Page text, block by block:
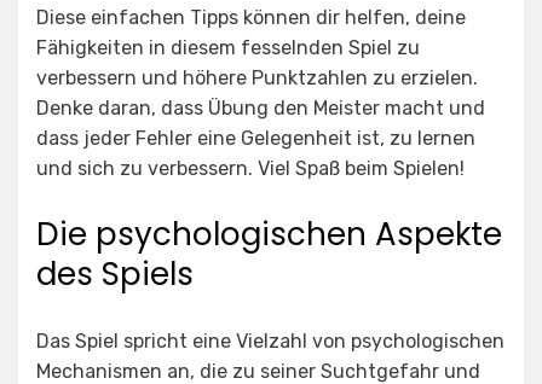
Diese einfachen Tipps können dir helfen, deine
Fähigkeiten in diesem fesselnden Spiel zu
verbessern und höhere Punktzahlen zu erzielen.
Denke daran, dass Übung den Meister macht und
dass jeder Fehler eine Gelegenheit ist, zu lernen
und sich zu verbessern. Viel Spaß beim Spielen!
Die psychologischen Aspekte
des Spiels
Das Spiel spricht eine Vielzahl von psychologischen
Mechanismen an, die zu seiner Suchtgefahr und